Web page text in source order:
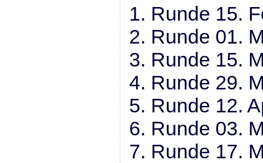
1. Runde 15.
2. Runde 01.
3. Runde 15.
4. Runde 29.
5. Runde 12.
6. Runde 03.
7. Runde 17.